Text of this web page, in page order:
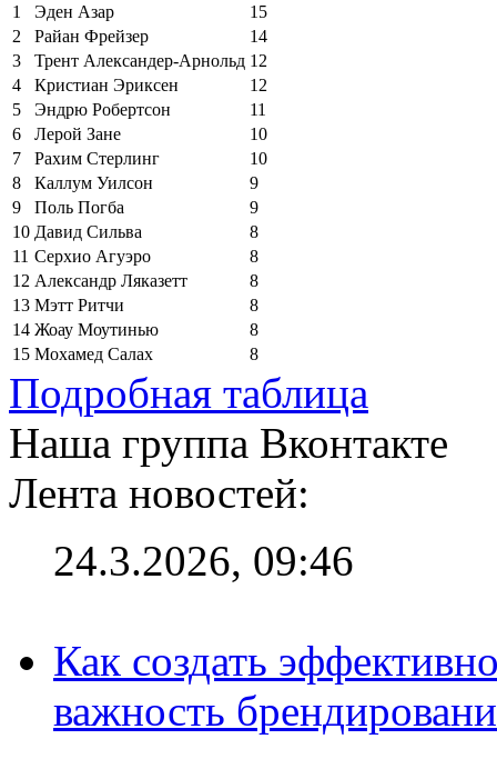
1
Эден Азар
15
2
Райан Фрейзер
14
3
Трент Александер-Арнольд 12
4
Кристиан Эриксен
12
5
Эндрю Робертсон
11
6
Лерой Зане
10
7
Рахим Стерлинг
10
8
Каллум Уилсон
9
9
Поль Погба
9
10 Давид Сильва
8
11 Серхио Агуэро
8
12 Александр Ляказетт
8
13 Мэтт Ритчи
8
14 Жоау Моутинью
8
15 Мохамед Салах 8
Подробная таблица
Наша группа Вконтакте
Лента новостей:
24.3.2026, 09:46
Как создать
важность